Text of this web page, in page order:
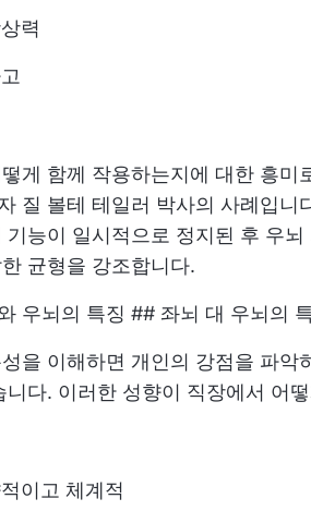
력
게 함께 작용하는지에 대한 흥미
질 볼테 테일러 박사의 사례입
기능이 일시적으로 정지된 후 우
균형을 강조합니다.
우뇌의 특징 ## 좌뇌 대 우뇌의
을 이해하면 개인의 강점을 파악
니다. 이러한 성향이 직장에서 어
이고 체계적